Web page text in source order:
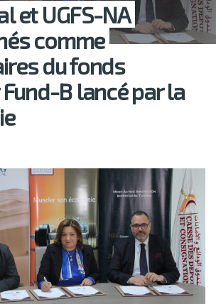
et UGFS-NA
comme
du fonds
B lancé par la